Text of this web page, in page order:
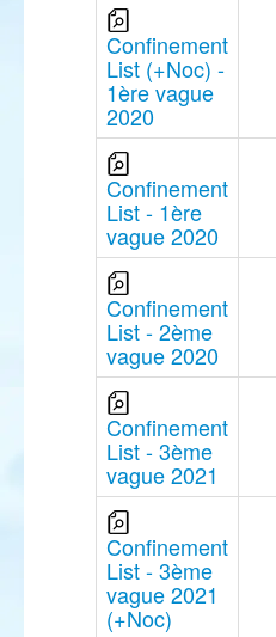
Confinement
List (+Noc) -
1ère vague
2020
Confinement
List - 1ère
vague 2020
Confinement
List - 2ème
vague 2020
Confinement
List - 3ème
vague 2021
Confinement
List - 3ème
vague 2021
(+Noc)